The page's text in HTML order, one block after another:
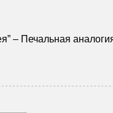
– Печальная